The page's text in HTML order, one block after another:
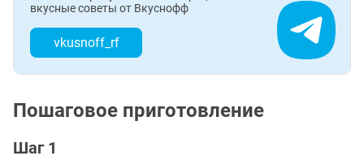
вкусные советы от Вкуснофф
vkusnoff_rf
Пошаговое приготовление
Шаг 1